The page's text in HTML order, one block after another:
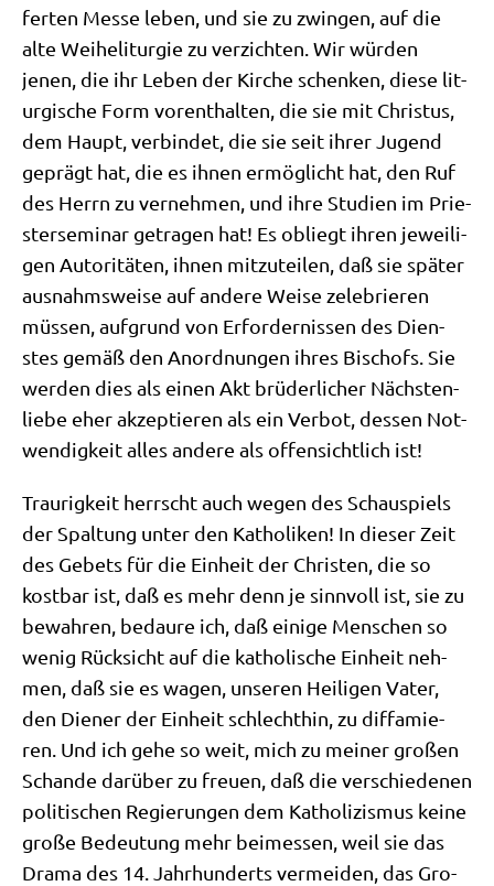
fer­ten Mes­se leben, und sie zu zwin­gen, auf die
alte Wei­he­lit­ur­gie zu ver­zich­ten. Wir wür­den
jenen, die ihr Leben der Kir­che schen­ken, die­se lit­
ur­gi­sche Form vor­ent­hal­ten, die sie mit Chri­stus,
dem Haupt, ver­bin­det, die sie seit ihrer Jugend
geprägt hat, die es ihnen ermög­licht hat, den Ruf
des Herrn zu ver­neh­men, und ihre Stu­di­en im Prie­
ster­se­mi­nar getra­gen hat! Es obliegt ihren jewei­li­
gen Auto­ri­tä­ten, ihnen mit­zu­tei­len, daß sie spä­ter
aus­nahms­wei­se auf ande­re Wei­se zele­brie­ren
müs­sen, auf­grund von Erfor­der­nis­sen des Dien­
stes gemäß den Anord­nun­gen ihres Bischofs. Sie
wer­den dies als einen Akt brü­der­li­cher Näch­sten­
lie­be eher akzep­tie­ren als ein Ver­bot, des­sen Not­
wen­dig­keit alles ande­re als offen­sicht­lich ist!
Trau­rig­keit herrscht auch wegen des Schau­spiels
der Spal­tung unter den Katho­li­ken! In die­ser Zeit
des Gebets für die Ein­heit der Chri­sten, die so
kost­bar ist, daß es mehr denn je sinn­voll ist, sie zu
bewah­ren, bedau­re ich, daß eini­ge Men­schen so
wenig Rück­sicht auf die katho­li­sche Ein­heit neh­
men, daß sie es wagen, unse­ren Hei­li­gen Vater,
den Die­ner der Ein­heit schlecht­hin, zu dif­fa­mie­
ren. Und ich gehe so weit, mich zu mei­ner gro­ßen
Schan­de dar­über zu freu­en, daß die ver­schie­de­nen
poli­ti­schen Regie­run­gen dem Katho­li­zis­mus kei­ne
gro­ße Bedeu­tung mehr bei­mes­sen, weil sie das
Dra­ma des 14. Jahr­hun­derts ver­mei­den, das Gro­